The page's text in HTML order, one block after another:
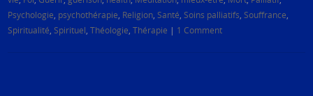
Psychologie psychothérapie Religion Santé Soins palliatifs Souffrance
Spiritualité Spirituel ,Théologie ,Thérapie | 1 Comment